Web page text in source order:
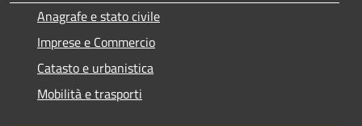
Anagrafe e stato civile
Imprese e Commercio
Catasto e urbanistica
Mobilità e trasporti